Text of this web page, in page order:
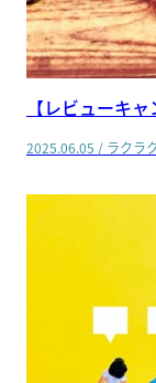
【レビューキ
2025.06.05 / ラクラ